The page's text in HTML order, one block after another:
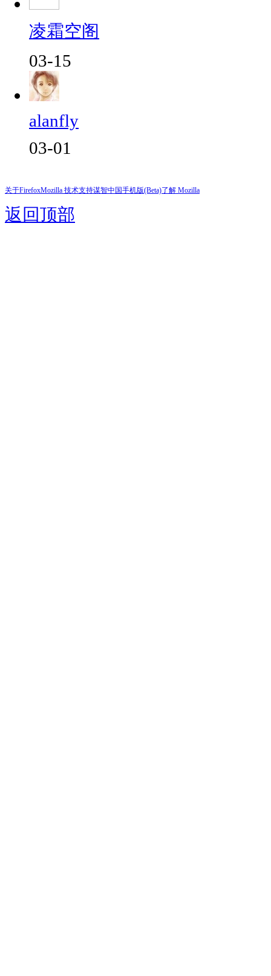
凌霜空阁
03-15
alanfly
03-01
关于FirefoxMozilla 技术支持谋智中国手机版(Beta)了解 Mozilla
返回顶部